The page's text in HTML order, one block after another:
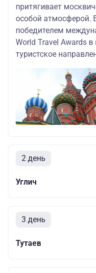
притягивает
особой атмосферой.
победителем
World Travel Awards
туристское
2 день
Углич
3 день
Тутаев